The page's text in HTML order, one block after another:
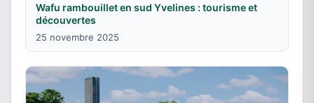
Wafu rambouillet en sud Yvelines : tourisme et
découvertes
25 novembre 2025